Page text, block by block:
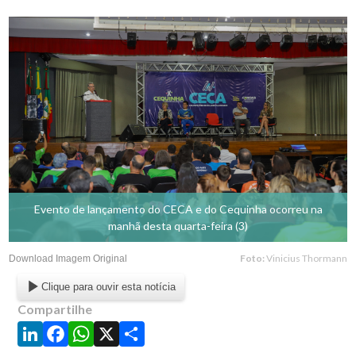
Evento de lançamento do CECA e do Cequinha ocorreu na
manhã desta quarta-feira (3)
Download Imagem Original Foto: Vinicius Thormann
Clique para ouvir esta notícia
Compartilhe
LinkedIn
Facebook
WhatsApp
X Share